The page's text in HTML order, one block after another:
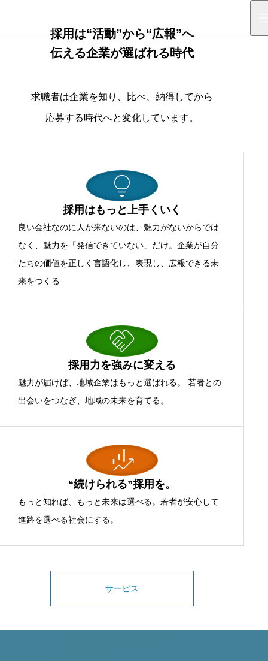
ITAGE GLOBAL
企業の採用広報をスマートにする
情報があふれる今だからこそ、企業の想いや魅力を伝え、
サービス一覧
採用は“活動”から“広報”へ
伝える企業が選ばれる時代
求職者は企業を知り、比べ、納得してから
応募する時代へと変化しています。
採用はもっと上手くいく
良い会社なのに人が来ないのは、魅力がないからでは
なく、魅力を「発信できていない」だけ。企業が自分
たちの価値を正しく言語化し、表現し、広報できる未
来をつくる
採用力を強みに変える
魅力が届けば、地域企業はもっと選ばれる。 若者との
出会いをつなぎ、地域の未来を育てる。
“続けられる”採用を。
もっと知れば、もっと未来は選べる。若者が安心して
進路を選べる社会にする。
サービス